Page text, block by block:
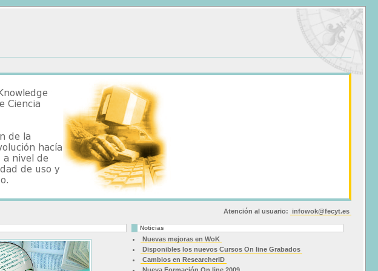
Atención al usuario: infowok@fecyt.es
Noticias
Nuevas mejoras en WoK
Disponibles los nuevos Cursos On line Grabados
Cambios en ResearcherID